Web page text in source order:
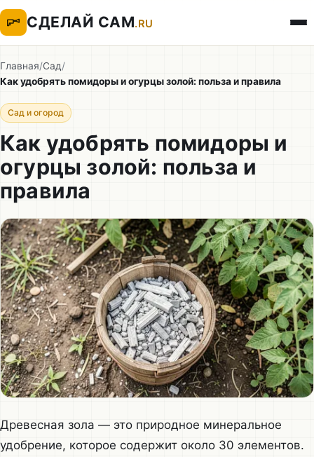
СДЕЛАЙ САМ.RU
Главная/Сад/
Как удобрять помидоры и огурцы золой: польза и правила
Сад и огород
Как удобрять помидоры и
огурцы золой: польза и
правила
Древесная зола — это природное минеральное
удобрение, которое содержит около 30 элементов.